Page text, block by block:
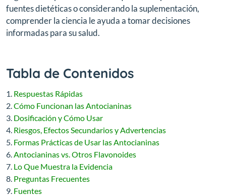
fuentes dietéticas o considerando la suplementación,
comprender la ciencia le ayuda a tomar decisiones
informadas para su salud.
Tabla de Contenidos
Respuestas Rápidas
Cómo Funcionan las Antocianinas
Dosificación y Cómo Usar
Riesgos, Efectos Secundarios y Advertencias
Formas Prácticas de Usar las Antocianinas
Antocianinas vs. Otros Flavonoides
Lo Que Muestra la Evidencia
Preguntas Frecuentes
Fuentes